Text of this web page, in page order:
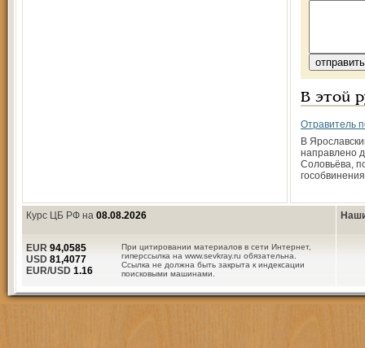
В этой
Отравитель
В
направлено
Соловьёва,
Курс ЦБ РФ на 08.08.2026
При цитировании материалов в сети Интернет,
гиперссылка на www.sevkray.ru обязательна.
Ссылка не должна быть закрыта к индексации
поисковыми машинами.
EUR 94,0585
USD 81,4077
EUR/USD 1.16